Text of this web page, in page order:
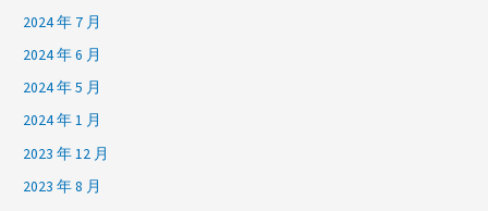
2024 年 7 月
2024 年 6 月
2024 年 5 月
2024 年 1 月
2023 年 12 月
2023 年 8 月